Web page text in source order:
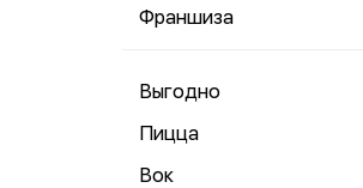
Франшиза
Выгодно
Пицца
Вок